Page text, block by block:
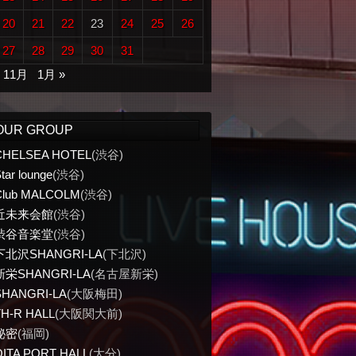
20
21 22 23 24 25
26
27
28 29 30
31
11月
1月 »
GROUP
HOTEL(渋谷)
lounge(渋谷)
MALCOLM(渋谷)
未来会館(渋谷)
谷音楽堂(渋谷)
北沢SHANGRI-LA(下北沢)
栄SHANGRI-LA(名古屋新栄)
LA(大阪梅田)
R HALL(大阪関大前)
密(福岡)
PORT HALL (大分)